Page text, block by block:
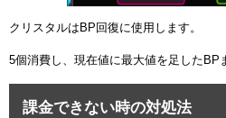
クリスタルはBP回復に使用します。
5個消費し、現在値に最大値を足したBP
課金できない時の対処法